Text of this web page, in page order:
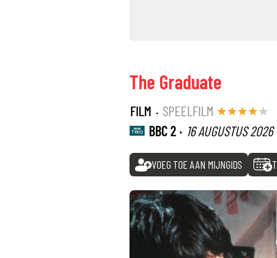
The Graduate
FILM · SPEELFILM
BBC 2 · 16 AUGUSTUS 2026
VOEG TOE AAN MIJNGIDS